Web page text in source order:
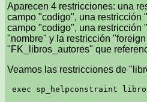
Aparecen 4 restricciones: una
campo "codigo", una restricción
campo "codigo", una restricción
"nombre" y la restricción
"FK_libros_autores" que
Veamos las restricciones de